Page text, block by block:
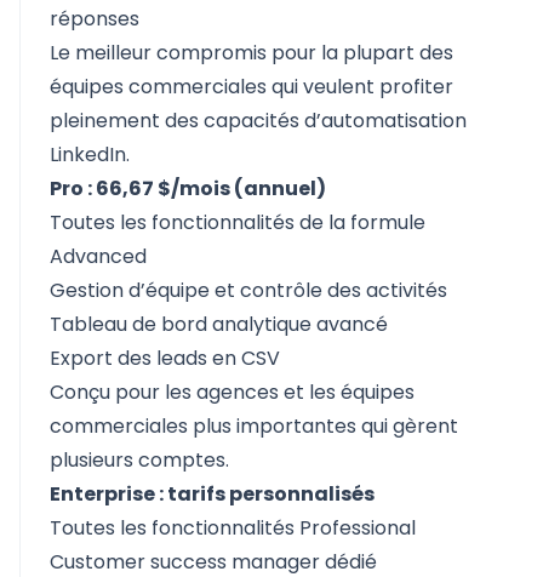
réponses
Le meilleur compromis pour la plupart des
équipes commerciales qui veulent profiter
pleinement des capacités d’automatisation
LinkedIn.
Pro : 66,67 $/mois (annuel)
Toutes les fonctionnalités de la formule
Advanced
Gestion d’équipe et contrôle des activités
Tableau de bord analytique avancé
Export des leads en CSV
Conçu pour les agences et les équipes
commerciales plus importantes qui gèrent
plusieurs comptes.
Enterprise : tarifs personnalisés
Toutes les fonctionnalités Professional
Customer success manager dédié